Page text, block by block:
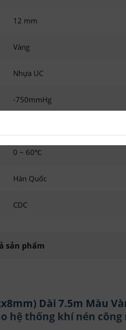
12 mm
Vàng
Nhựa UC
-750mmHg
0 ~ 60℃
Hàn Quốc
CDC
sản phẩm
Dài 7.5m Màu
hệ thống khí nén công